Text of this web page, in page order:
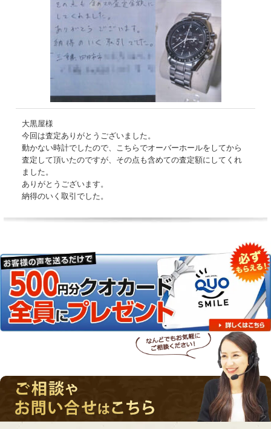
大黒屋様
今回は査定ありがとうございました。
動かない時計でしたので、こちらでオーバーホールをしてから
査定して頂いたのですが、その点も含めての査定額にしてくれ
ました。
ありがとうございます。
納得のいく取引でした。